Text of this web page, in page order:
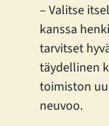
– Valitse
kanssa
tarvitset
täydellinen
toimiston
neuvoo.